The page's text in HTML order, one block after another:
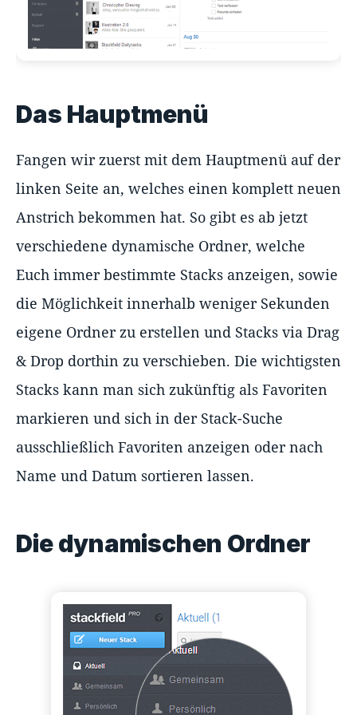
Das Hauptmenü
Fangen wir zuerst mit dem Hauptmenü auf der
linken Seite an, welches einen komplett neuen
Anstrich bekommen hat. So gibt es ab jetzt
verschiedene dynamische Ordner, welche
Euch immer bestimmte Stacks anzeigen, sowie
die Möglichkeit innerhalb weniger Sekunden
eigene Ordner zu erstellen und Stacks via Drag
& Drop dorthin zu verschieben. Die wichtigsten
Stacks kann man sich zukünftig als Favoriten
markieren und sich in der Stack-Suche
ausschließlich Favoriten anzeigen oder nach
Name und Datum sortieren lassen.
Die dynamischen Ordner